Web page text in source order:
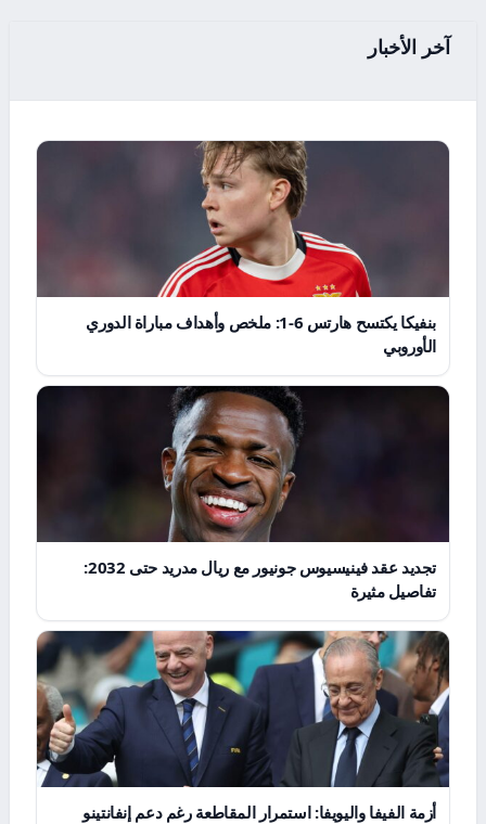
آخر الأخبار
بنفيكا يكتسح هارتس 6-1: ملخص وأهداف مباراة الدوري
الأوروبي
تجديد عقد فينيسيوس جونيور مع ريال مدريد حتى 2032:
تفاصيل مثيرة
أزمة الفيفا واليويفا: استمرار المقاطعة رغم دعم إنفانتينو